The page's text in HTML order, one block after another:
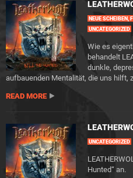
NEUE
UNCATEGORIZED
Wie es
behandelt
dunkle,
aufbauenden Mentalität, die uns hilft,
READ MORE
UNCATEGORIZED
Hunted“ an.